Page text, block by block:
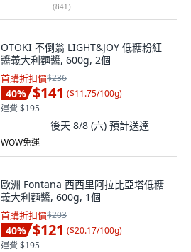
(841)
OTOKI 不倒翁 LIGHT&JOY 低糖粉紅
醬義大利麵醬, 600g, 2個
首購折扣價$236
40% $141 ($11.75/100g)
運費 $195
後天 8/8 (六) 預計送達
WOW免運
歐洲 Fontana 西西里阿拉比亞塔低糖
義大利麵醬, 600g, 1個
首購折扣價$203
40% $121 ($20.17/100g)
運費 $195